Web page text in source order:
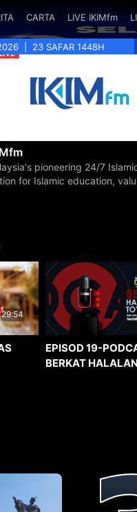
CARTA LIVE IKIMfm
23 SAFAR 1448H
pioneering 24/7
for Islamic education,
29:54
EPISOD 19-
BERKAT HALALAN